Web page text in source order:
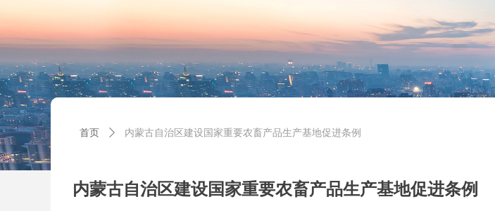
内蒙古自治区建设国家重要农畜产品生产基地促进条例
首页 ꄲ 内蒙古自治区建设国家重要农畜产品生产基地促进条例